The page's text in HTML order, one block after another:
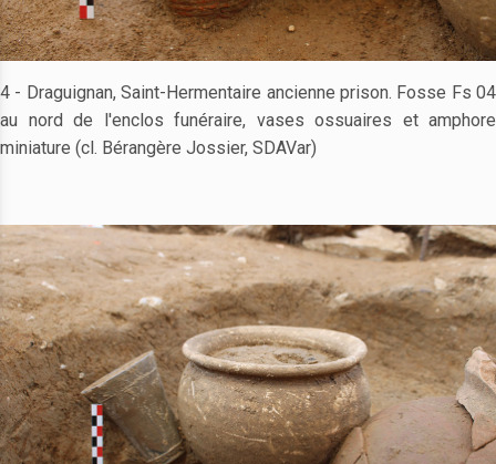
4 - Draguignan, Saint-Hermentaire ancienne prison. Fosse Fs 04
au nord de l'enclos funéraire, vases ossuaires et amphore
miniature (cl. Bérangère Jossier, SDAVar)